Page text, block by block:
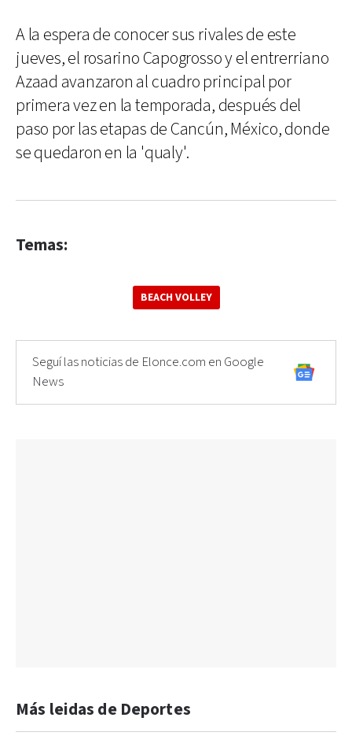
A la espera de conocer sus rivales de este
jueves, el rosarino Capogrosso y el entrerriano
Azaad avanzaron al cuadro principal por
primera vez en la temporada, después del
paso por las etapas de Cancún, México, donde
se quedaron en la 'qualy'.
Temas:
BEACH VOLLEY
Seguí las noticias de Elonce.com en Google
News
Más leidas de Deportes